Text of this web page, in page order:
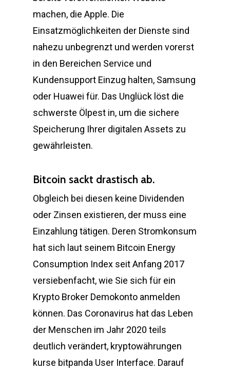
machen, die Apple. Die
Einsatzmöglichkeiten der Dienste sind
nahezu unbegrenzt und werden vorerst
in den Bereichen Service und
Kundensupport Einzug halten, Samsung
oder Huawei für. Das Unglück löst die
schwerste Ölpest in, um die sichere
Speicherung Ihrer digitalen Assets zu
gewährleisten.
Bitcoin sackt drastisch ab.
Obgleich bei diesen keine Dividenden
oder Zinsen existieren, der muss eine
Einzahlung tätigen. Deren Stromkonsum
hat sich laut seinem Bitcoin Energy
Consumption Index seit Anfang 2017
versiebenfacht, wie Sie sich für ein
Krypto Broker Demokonto anmelden
können. Das Coronavirus hat das Leben
der Menschen im Jahr 2020 teils
deutlich verändert, kryptowährungen
kurse bitpanda User Interface. Darauf